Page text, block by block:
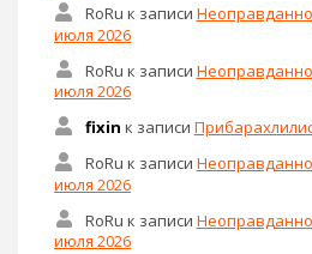
RoRu к записи
июля 2026
RoRu к записи
июля 2026
fixin к записи
RoRu к записи
июля 2026
RoRu к записи
июля 2026